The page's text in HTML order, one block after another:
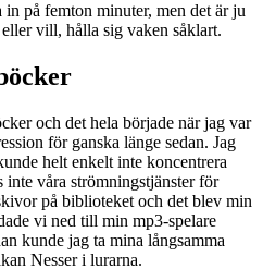
på femton minuter, men det är ju
vill, hålla sig vaken såklart.
och det hela började när jag var
för ganska länge sedan. Jag
helt enkelt inte koncentrera
inte våra strömningstjänster för
på biblioteket och det blev min
vi ned till min mp3-spelare
kunde jag ta mina långsamma
Nesser i lurarna.